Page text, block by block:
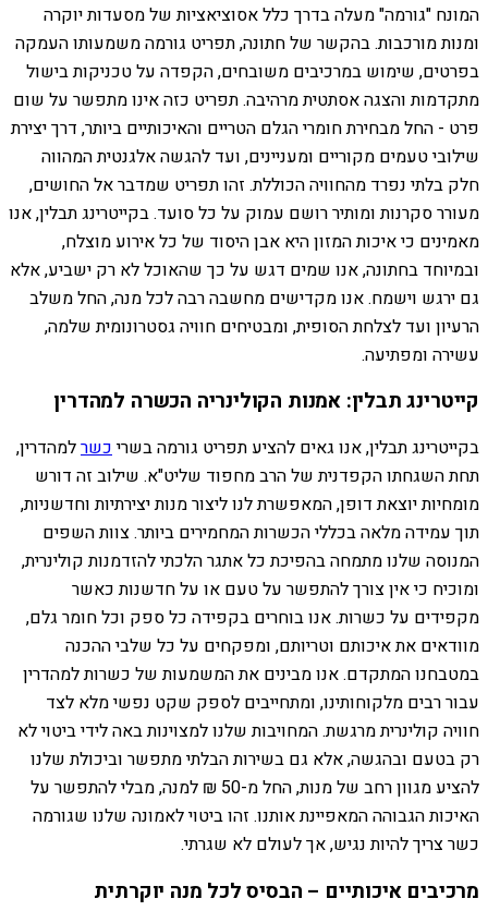
המונח "גורמה" מעלה בדרך כלל אסוציאציות של מסעדות יוקרה
ומנות מורכבות. בהקשר של חתונה, תפריט גורמה משמעותו העמקה
בפרטים, שימוש במרכיבים משובחים, הקפדה על טכניקות בישול
מתקדמות והצגה אסתטית מרהיבה. תפריט כזה אינו מתפשר על שום
פרט - החל מבחירת חומרי הגלם הטריים והאיכותיים ביותר, דרך יצירת
שילובי טעמים מקוריים ומעניינים, ועד להגשה אלגנטית המהווה
חלק בלתי נפרד מהחוויה הכוללת. זהו תפריט שמדבר אל החושים,
מעורר סקרנות ומותיר רושם עמוק על כל סועד. בקייטרינג תבלין, אנו
מאמינים כי איכות המזון היא אבן היסוד של כל אירוע מוצלח,
ובמיוחד בחתונה, אנו שמים דגש על כך שהאוכל לא רק ישביע, אלא
גם ירגש וישמח. אנו מקדישים מחשבה רבה לכל מנה, החל משלב
הרעיון ועד לצלחת הסופית, ומבטיחים חוויה גסטרונומית שלמה,
עשירה ומפתיעה.
קייטרינג תבלין: אמנות הקולינריה הכשרה למהדרין
בקייטרינג תבלין, אנו גאים להציע תפריט גורמה בשריכשרלמהדרין,
תחת השגחתו הקפדנית של הרב מחפוד שליט"א. שילוב זה דורש
מומחיות יוצאת דופן, המאפשרת לנו ליצור מנות יצירתיות וחדשניות,
תוך עמידה מלאה בכללי הכשרות המחמירים ביותר. צוות השפים
המנוסה שלנו מתמחה בהפיכת כל אתגר הלכתי להזדמנות קולינרית,
ומוכיח כי אין צורך להתפשר על טעם או על חדשנות כאשר
מקפידים על כשרות. אנו בוחרים בקפידה כל ספק וכל חומר גלם,
מוודאים את איכותם וטריותם, ומפקחים על כל שלבי ההכנה
במטבחנו המתקדם. אנו מבינים את המשמעות של כשרות למהדרין
עבור רבים מלקוחותינו, ומתחייבים לספק שקט נפשי מלא לצד
חוויה קולינרית מרגשת. המחויבות שלנו למצוינות באה לידי ביטוי לא
רק בטעם ובהגשה, אלא גם בשירות הבלתי מתפשר וביכולת שלנו
להציע מגוון רחב של מנות, החל מ-50 ₪ למנה, מבלי להתפשר על
האיכות הגבוהה המאפיינת אותנו. זהו ביטוי לאמונה שלנו שגורמה
כשר צריך להיות נגיש, אך לעולם לא שגרתי.
מרכיבים איכותיים – הבסיס לכל מנה יוקרתית